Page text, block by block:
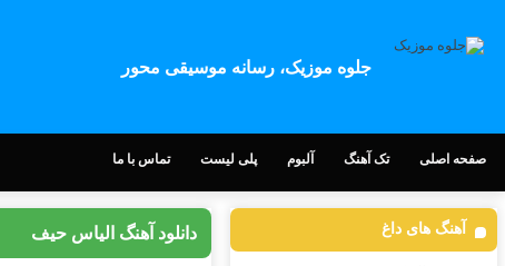
جلوه موزیک، رسانه موسیقی محور
صفحه اصلی تک آهنگ آلبوم پلی لیست تماس با ما
دانلود آهنگ الیاس حیف آهنگ های داغ